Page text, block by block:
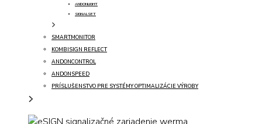
ANDONLIGHT
SIGNALSET
SMARTMONITOR
KOMBISIGN REFLECT
ANDONCONTROL
ANDONSPEED
PRÍSLUŠENSTVO PRE SYSTÉMY OPTIMALIZÁCIE VÝROBY